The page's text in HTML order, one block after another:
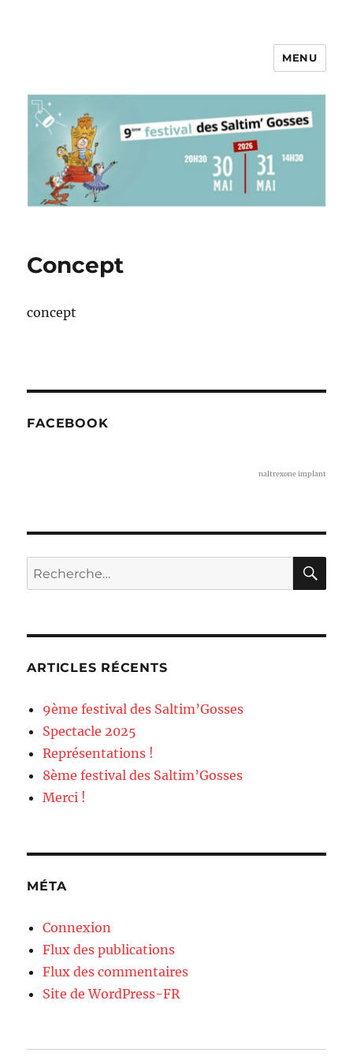
MENU
Concept
concept
FACEBOOK
naltrexone implant
Recherche
pour :
ARTICLES RÉCENTS
9ème festival des Saltim’Gosses
Spectacle 2025
Représentations !
8ème festival des Saltim’Gosses
Merci !
MÉTA
Connexion
Flux des publications
Flux des commentaires
Site de WordPress-FR